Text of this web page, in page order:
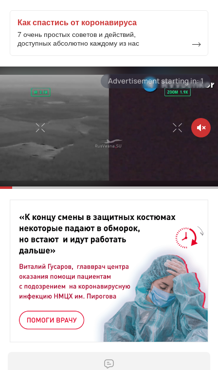
Как спастись от коронавируса
7 очень простых советов и действий,
доступных абсолютно каждому из нас